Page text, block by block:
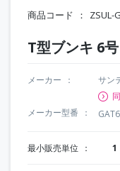
商品コード ZSUL-
T型ブンキ 6
メーカー
サン
メーカー型番
最小販売単位 1